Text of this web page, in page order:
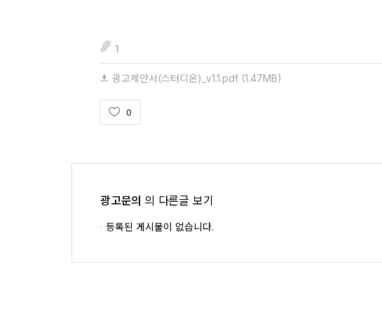
fileAttachedList
1
광고제안서(스터디온)_v1.1.pdf (1.47MB)
0
광고문의 의 다른글 보기
등록된 게시물이 없습니다.